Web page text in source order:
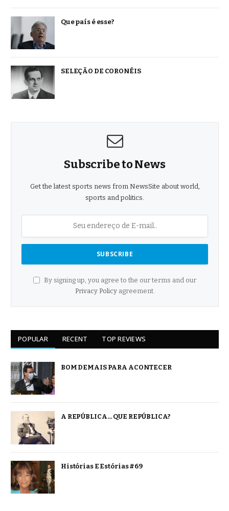
Que país é esse?
SELEÇÃO DE CORONÉIS
Subscribe to News
Get the latest sports news from NewsSite about world,
sports and politics.
By signing up, you agree to the our terms and our
Privacy Policyagreement.
POPULAR RECENT TOP REVIEWS
BOM DEMAIS PARA ACONTECER
A REPÚBLICA… QUE REPÚBLICA?
Histórias E Estórias #69